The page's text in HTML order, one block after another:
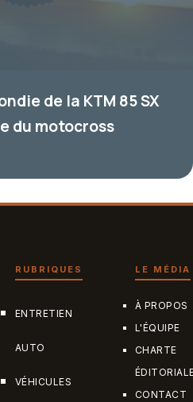
de la KTM 85 SX
du motocross
RUBRIQUES
ENTRETIEN
AUTO
VÉHICULES
LE MÉDIA
À PROPOS
L'ÉQUIPE
CHARTE
CONTACT